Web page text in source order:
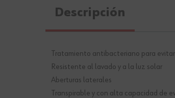
Descripción
Tratamiento antibacteriano para
Resistente al lavado y a la luz solar
Aberturas laterales
Transpirable y con alta capacidad de